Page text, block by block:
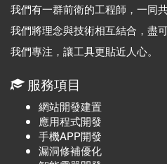
我們有一群前衛的工程師，一同
我們將理念與技術相互結合，盡
我們專注，讓工具更貼近人心。
服務項目
網站開發建置
應用程式開發
手機APP開發
漏洞修補優化